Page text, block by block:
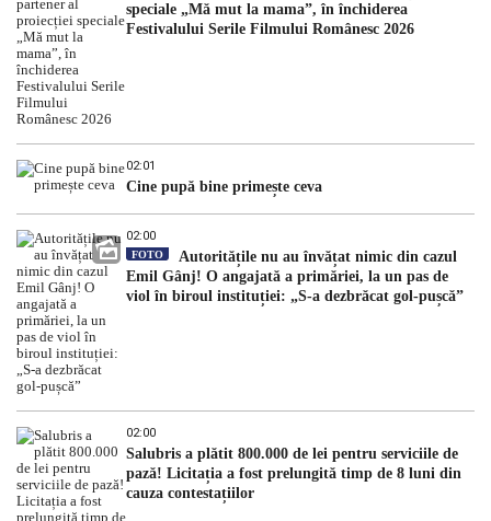
speciale „Mă mut la mama”, în închiderea
Festivalului Serile Filmului Românesc 2026
02:01
Cine pupă bine primește ceva
02:00
FOTO
Autoritățile nu au învățat nimic din cazul
Emil Gânj! O angajată a primăriei, la un pas de
viol în biroul instituției: „S-a dezbrăcat gol-pușcă”
02:00
Salubris a plătit 800.000 de lei pentru serviciile de
pază! Licitația a fost prelungită timp de 8 luni din
cauza contestațiilor